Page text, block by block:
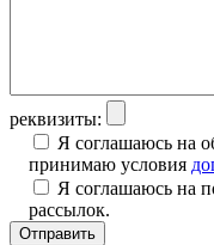
реквизиты:
Я соглашаюсь на
принимаю условия
Я соглашаюсь на
рассылок.